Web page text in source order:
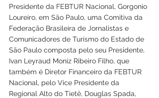
Presidente da FEBTUR Nacional, Gorgonio
Loureiro, em São Paulo, uma Comitiva da
Federação Brasileira de Jornalistas e
Comunicadores de Turismo do Estado de
São Paulo composta pelo seu Presidente,
Ivan Leyraud Moniz Ribeiro Filho, que
também é Diretor Financeiro da FEBTUR
Nacional, pelo Vice Presidente da
Regional Alto do Tietê, Douglas Spada,